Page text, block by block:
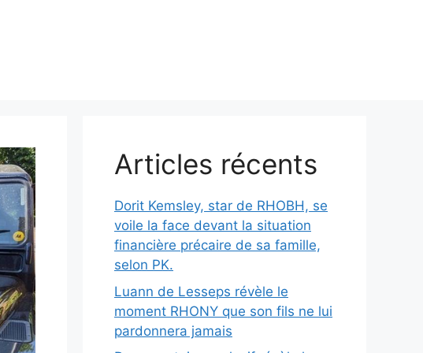
Articles récents
Dorit Kemsley, star de RHOBH, se
voile la face devant la situation
financière précaire de sa famille,
selon PK.
Luann de Lesseps révèle le
moment RHONY que son fils ne lui
pardonnera jamais